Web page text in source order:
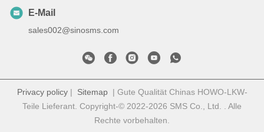
E-Mail
sales002@sinosms.com
Privacy policy| Sitemap| Gute Qualität Chinas HOWO-LKW-
Teile Lieferant. Copyright-© 2022-2026 SMS Co., Ltd. . Alle
Rechte vorbehalten.